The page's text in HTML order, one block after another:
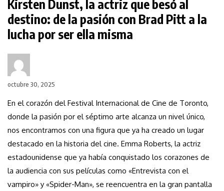
Kirsten Dunst, la actriz que besó al
destino: de la pasión con Brad Pitt a la
lucha por ser ella misma
octubre 30, 2025
En el corazón del Festival Internacional de Cine de Toronto,
donde la pasión por el séptimo arte alcanza un nivel único,
nos encontramos con una figura que ya ha creado un lugar
destacado en la historia del cine. Emma Roberts, la actriz
estadounidense que ya había conquistado los corazones de
la audiencia con sus películas como «Entrevista con el
vampiro» y «Spider-Man», se reencuentra en la gran pantalla